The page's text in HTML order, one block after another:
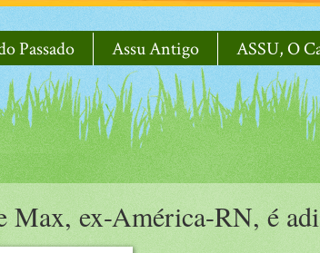
Passado Assu Antigo ASSU, O
Max, ex-América-RN, é